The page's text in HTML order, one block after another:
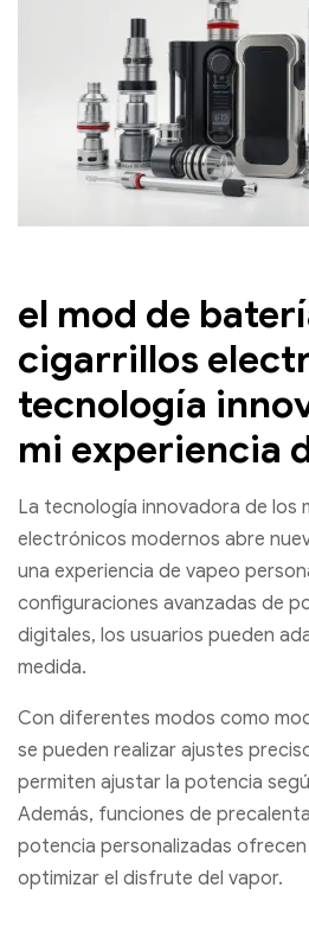
el mod de
cigarrillos
tecnología
mi experiencia
La tecnología innovadora de los
electrónicos modernos abre
una experiencia de vapeo
configuraciones avanzadas de
digitales, los usuarios pueden
medida.
Con diferentes modos como
se pueden realizar ajustes
permiten ajustar la potencia
Además, funciones de
potencia personalizadas
optimizar el disfrute del vapor.